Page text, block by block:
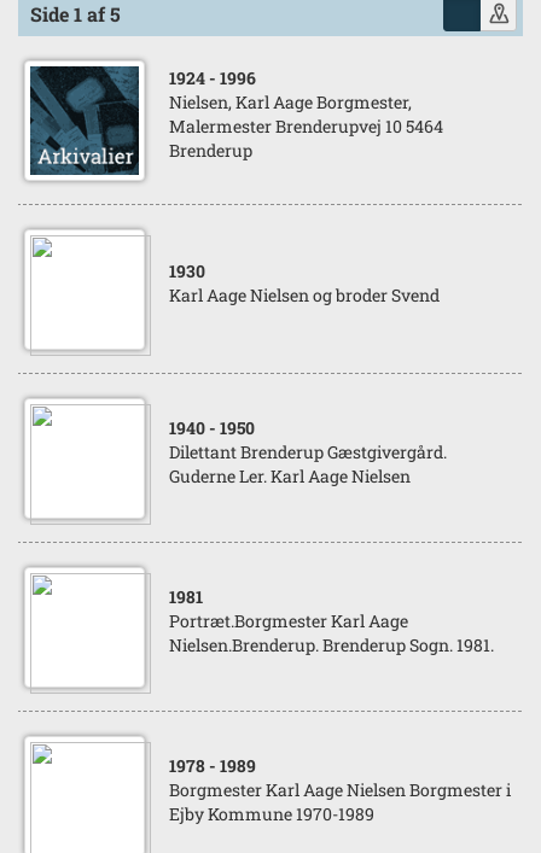
Side 1 af 5
1924 - 1996
Nielsen, Karl Aage Borgmester,
Malermester Brenderupvej 10 5464
Brenderup
1930
Karl Aage Nielsen og broder Svend
1940 - 1950
Dilettant Brenderup Gæstgivergård.
Guderne Ler. Karl Aage Nielsen
1981
Portræt.Borgmester Karl Aage
Nielsen.Brenderup. Brenderup Sogn. 1981.
1978 - 1989
Borgmester Karl Aage Nielsen Borgmester i
Ejby Kommune 1970-1989